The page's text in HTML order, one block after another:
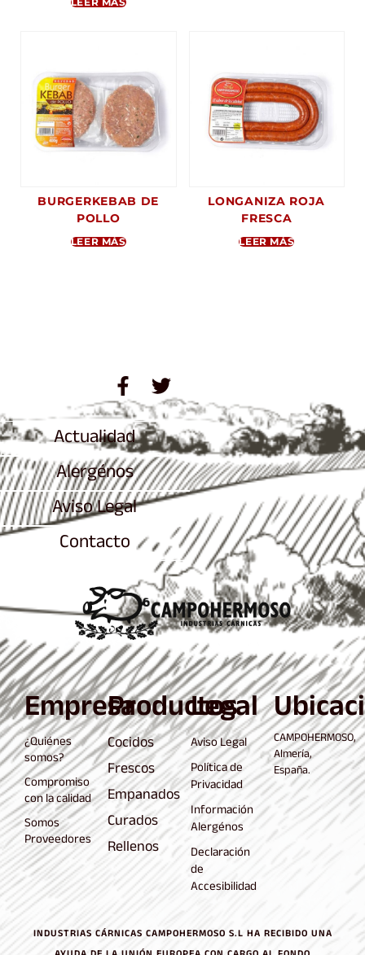
BURGERKEBAB DE
POLLO
LEER MÁS
LONGANIZA ROJA
FRESCA
LEER MÁS
Actualidad
Alergénos
Aviso Legal
Contacto
Empresa
¿Quiénes
somos?
Compromiso
con la calidad
Somos
Proveedores
Productos
Cocidos
Frescos
Empanados
Curados
Rellenos
Legal
Aviso Legal
Política de
Privacidad
Información
Alergénos
Declaración
de
Accesibilidad
CAMPOHERMOSO,
Almería,
España.
INDUSTRIAS CÁRNICAS CAMPOHERMOSO S.L HA RECIBIDO UNA